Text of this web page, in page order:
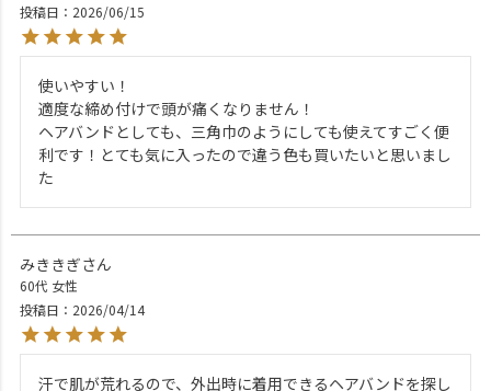
投稿日
2026/06/15
使いやすい！
適度な締め付けで頭が痛くなりません！
ヘアバンドとしても、三角巾のようにしても使えてすごく便
利です！とても気に入ったので違う色も買いたいと思いまし
た
みききぎ
60代 女性
投稿日
2026/04/14
汗で肌が荒れるので、外出時に着用できるヘアバンドを探し